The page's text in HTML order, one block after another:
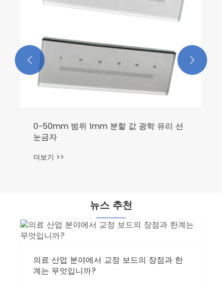
0-50mm 범위 1mm 분할 값 광학 유리 선
눈금자
더보기 >>
 
뉴스 추천
의료 산업 분야에서 교정 보드의 장점과 한
계는 무엇입니까?